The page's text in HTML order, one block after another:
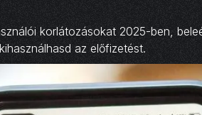
korlátozásokat 2025-ben,
az előfizetést.